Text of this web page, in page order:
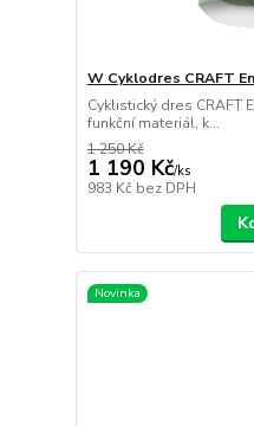
W Cyklodres CRAFT
Cyklistický dres CRAFT
funkční materiál, k...
1 250 Kč
1 190 Kč/ks
983 Kč bez DPH
Novinka